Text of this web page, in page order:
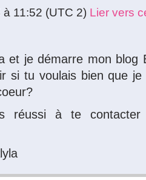
à 11:52 (UTC 2) Lier vers
et je démarre mon blog
si tu voulais bien que
réussi à te